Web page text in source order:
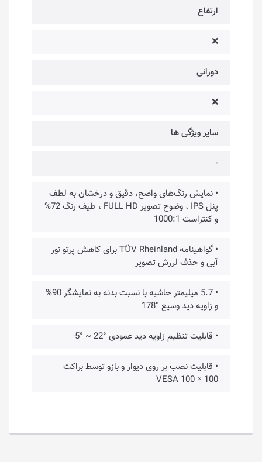
ارتفاع
❌
دورانی
❌
سایر ویژگی ها
-
• نمایش رنگ‌های واضح، دقیق و درخشان به لطف
پنل IPS ، وضوح تصویر FULL HD ، طیف رنگ 72%
و کنتراست 1000:1
• گواهینامه TÜV Rheinland برای کاهش پرتو نور
آبی و حذف لرزش تصویر
• 5.7 میلیمتر حاشیه با نسبت بدنه به نمایشگر 90%
و زاویه دید وسیع °178
• قابلیت تنظیم زاویه دید عمودی °22 ~ °5-
• قابلیت نصب بر روی دیوار و بازو توسط براکت
VESA 100 × 100